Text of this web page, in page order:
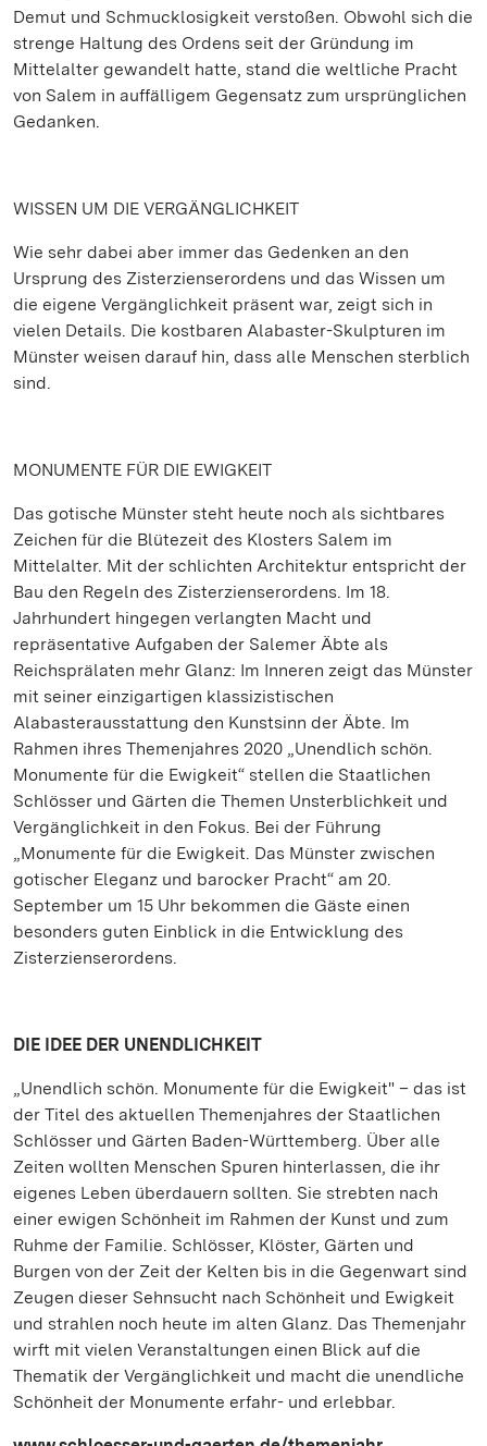
Demut und Schmucklosigkeit verstoßen. Obwohl sich die
strenge Haltung des Ordens seit der Gründung im
Mittelalter gewandelt hatte, stand die weltliche Pracht
von Salem in auffälligem Gegensatz zum ursprünglichen
Gedanken.
WISSEN UM DIE VERGÄNGLICHKEIT
Wie sehr dabei aber immer das Gedenken an den
Ursprung des Zisterzienserordens und das Wissen um
die eigene Vergänglichkeit präsent war, zeigt sich in
vielen Details. Die kostbaren Alabaster-Skulpturen im
Münster weisen darauf hin, dass alle Menschen sterblich
sind.
MONUMENTE FÜR DIE EWIGKEIT
Das gotische Münster steht heute noch als sichtbares
Zeichen für die Blütezeit des Klosters Salem im
Mittelalter. Mit der schlichten Architektur entspricht der
Bau den Regeln des Zisterzienserordens. Im 18.
Jahrhundert hingegen verlangten Macht und
repräsentative Aufgaben der Salemer Äbte als
Reichsprälaten mehr Glanz: Im Inneren zeigt das Münster
mit seiner einzigartigen klassizistischen
Alabasterausstattung den Kunstsinn der Äbte. Im
Rahmen ihres Themenjahres 2020 „Unendlich schön.
Monumente für die Ewigkeit“ stellen die Staatlichen
Schlösser und Gärten die Themen Unsterblichkeit und
Vergänglichkeit in den Fokus. Bei der Führung
„Monumente für die Ewigkeit. Das Münster zwischen
gotischer Eleganz und barocker Pracht“ am 20.
September um 15 Uhr bekommen die Gäste einen
besonders guten Einblick in die Entwicklung des
Zisterzienserordens.
DIE IDEE DER UNENDLICHKEIT
„Unendlich schön. Monumente für die Ewigkeit" – das ist
der Titel des aktuellen Themenjahres der Staatlichen
Schlösser und Gärten Baden-Württemberg. Über alle
Zeiten wollten Menschen Spuren hinterlassen, die ihr
eigenes Leben überdauern sollten. Sie strebten nach
einer ewigen Schönheit im Rahmen der Kunst und zum
Ruhme der Familie. Schlösser, Klöster, Gärten und
Burgen von der Zeit der Kelten bis in die Gegenwart sind
Zeugen dieser Sehnsucht nach Schönheit und Ewigkeit
und strahlen noch heute im alten Glanz. Das Themenjahr
wirft mit vielen Veranstaltungen einen Blick auf die
Thematik der Vergänglichkeit und macht die unendliche
Schönheit der Monumente erfahr- und erlebbar.